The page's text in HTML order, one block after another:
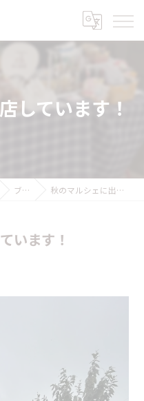
しています！
ブログ 秋のマルシェに出店しています！
います！